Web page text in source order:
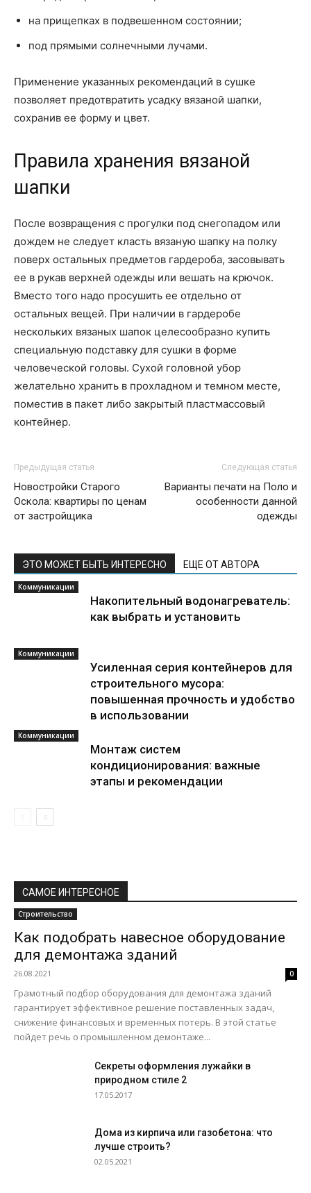
на прищепках в подвешенном состоянии;
под прямыми солнечными лучами.
Применение указанных рекомендаций в сушке
позволяет предотвратить усадку вязаной шапки,
сохранив ее форму и цвет.
Правила хранения вязаной
шапки
После возвращения с прогулки под снегопадом или
дождем не следует класть вязаную шапку на полку
поверх остальных предметов гардероба, засовывать
ее в рукав верхней одежды или вешать на крючок.
Вместо того надо просушить ее отдельно от
остальных вещей. При наличии в гардеробе
нескольких вязаных шапок целесообразно купить
специальную подставку для сушки в форме
человеческой головы. Сухой головной убор
желательно хранить в прохладном и темном месте,
поместив в пакет либо закрытый пластмассовый
контейнер.
Предыдущая статья
Новостройки Старого
Оскола: квартиры по ценам
от застройщика
Следующая статья
Варианты печати на Поло и
особенности данной
одежды
ЭТО МОЖЕТ БЫТЬ ИНТЕРЕСНО ЕЩЕ ОТ АВТОРА
Коммуникации
Накопительный водонагреватель:
как выбрать и установить
Коммуникации
Усиленная серия контейнеров для
строительного мусора:
повышенная прочность и удобство
в использовании
Коммуникации
Монтаж систем
кондиционирования: важные
этапы и рекомендации
САМОЕ ИНТЕРЕСНОЕ
Строительство
Как подобрать навесное оборудование
для демонтажа зданий
26.08.2021 0
Грамотный подбор оборудования для демонтажа зданий
гарантирует эффективное решение поставленных задач,
снижение финансовых и временных потерь. В этой статье
пойдет речь о промышленном демонтаже...
Секреты оформления лужайки в
природном стиле 2
17.05.2017
Дома из кирпича или газобетона: что
лучше строить?
02.05.2021